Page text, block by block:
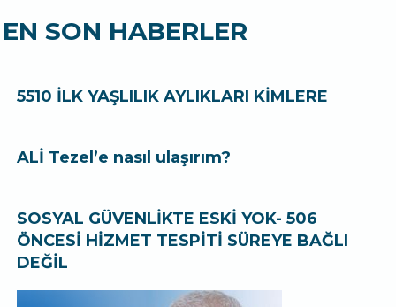
EN SON HABERLER
5510 İLK YAŞLILIK AYLIKLARI KİMLERE
ALİ Tezel’e nasıl ulaşırım?
SOSYAL GÜVENLİKTE ESKİ YOK- 506
ÖNCESİ HİZMET TESPİTİ SÜREYE BAĞLI
DEĞİL